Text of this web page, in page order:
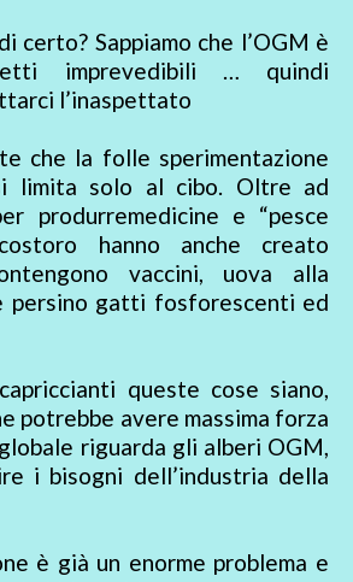
certo? Sappiamo che l’OGM è
imprevedibili … quindi
l’inaspettato
che la folle sperimentazione
limita solo al cibo. Oltre ad
produrremedicine e “pesce
costoro hanno anche creato
vaccini, uova alla
persino gatti fosforescenti ed
queste cose siano,
potrebbe avere massima forza
riguarda gli alberi OGM,
i bisogni dell’industria della
è già un enorme problema e